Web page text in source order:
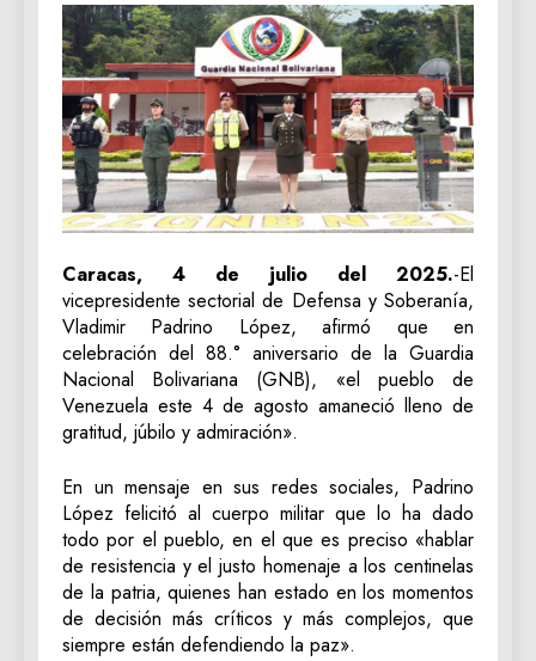
Caracas, 4 de julio del 2025.-El
vicepresidente sectorial de Defensa y Soberanía,
Vladimir Padrino López, afirmó que en
celebración del 88.° aniversario de la Guardia
Nacional Bolivariana (GNB), «el pueblo de
Venezuela este 4 de agosto amaneció lleno de
gratitud, júbilo y admiración».
En un mensaje en sus redes sociales, Padrino
López felicitó al cuerpo militar que lo ha dado
todo por el pueblo, en el que es preciso «hablar
de resistencia y el justo homenaje a los centinelas
de la patria, quienes han estado en los momentos
de decisión más críticos y más complejos, que
siempre están defendiendo la paz».